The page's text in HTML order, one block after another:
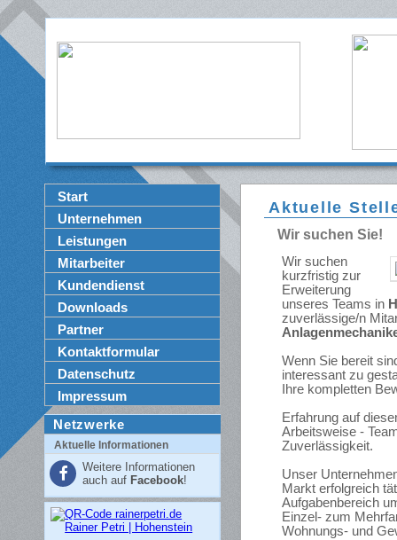
Aktuelle
Wir suchen Sie!
Wir suchen
kurzfristig zur
Erweiterung
unseres Teams in
zuverlässige/n
Wenn Sie bereit
interessant zu
Ihre kompletten
Erfahrung auf
Arbeitsweise -
Zuverlässigkeit.
Unser
Markt erfolgreich
Aufgabenbereich
Einzel- zum
Wohnungs- und
Start
Unternehmen
Leistungen
Mitarbeiter
Kundendienst
Downloads
Partner
Kontaktformular
Datenschutz
Impressum
Netzwerke
Aktuelle Informationen
Weitere Informationen
auch auf Facebook!